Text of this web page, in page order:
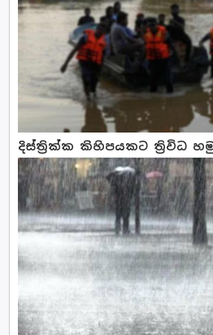
දිස්ත්‍රික්ක කිහිපයකට ත්‍රිවිධ